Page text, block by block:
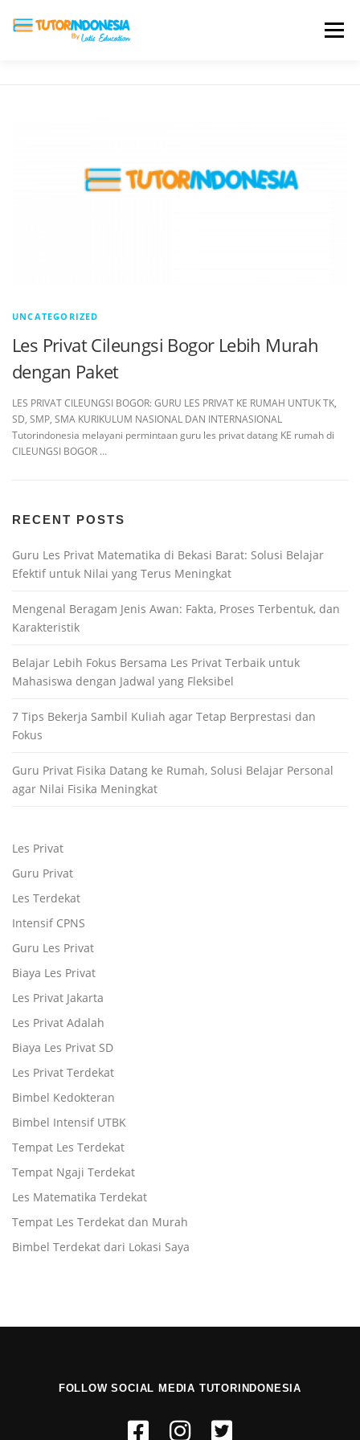
Menu
UNCATEGORIZED
Les Privat Cileungsi Bogor Lebih Murah
dengan Paket
LES PRIVAT CILEUNGSI BOGOR: GURU LES PRIVAT KE RUMAH UNTUK TK,
SD, SMP, SMA KURIKULUM NASIONAL DAN INTERNASIONAL
Tutorindonesia melayani permintaan guru les privat datang KE rumah di
CILEUNGSI BOGOR …
RECENT POSTS
Guru Les Privat Matematika di Bekasi Barat: Solusi Belajar
Efektif untuk Nilai yang Terus Meningkat
Mengenal Beragam Jenis Awan: Fakta, Proses Terbentuk, dan
Karakteristik
Belajar Lebih Fokus Bersama Les Privat Terbaik untuk
Mahasiswa dengan Jadwal yang Fleksibel
7 Tips Bekerja Sambil Kuliah agar Tetap Berprestasi dan
Fokus
Guru Privat Fisika Datang ke Rumah, Solusi Belajar Personal
agar Nilai Fisika Meningkat
Les Privat
Guru Privat
Les Terdekat
Intensif CPNS
Guru Les Privat
Biaya Les Privat
Les Privat Jakarta
Les Privat Adalah
Biaya Les Privat SD
Les Privat Terdekat
Bimbel Kedokteran
Bimbel Intensif UTBK
Tempat Les Terdekat
Tempat Ngaji Terdekat
Les Matematika Terdekat
Tempat Les Terdekat dan Murah
Bimbel Terdekat dari Lokasi Saya
FOLLOW SOCIAL MEDIA TUTORINDONESIA